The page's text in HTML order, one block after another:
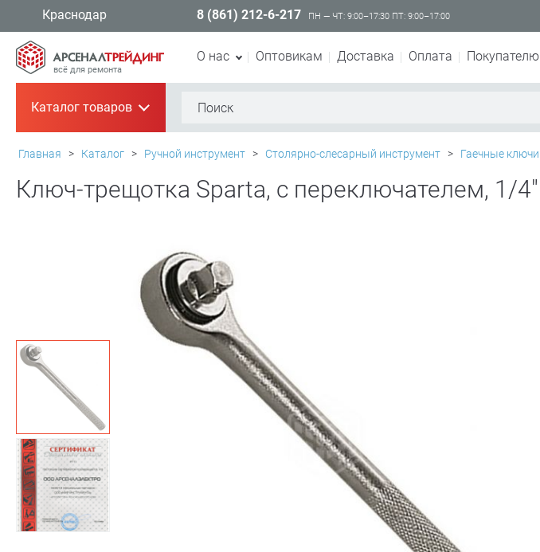
Краснодар 8 (861) 212-6-217 ПН — ЧТ: 9:00–17:30 ПТ: 9:00–17:00
всё для ремонта
О нас Оптовикам Доставка Оплата Покупателю
Каталог товаров+
Главная > Каталог > Ручной инструмент > Столярно-слесарный инструмент > Гаечные ключи
Ключ-трещотка Sparta, с переключателем, 1/4"